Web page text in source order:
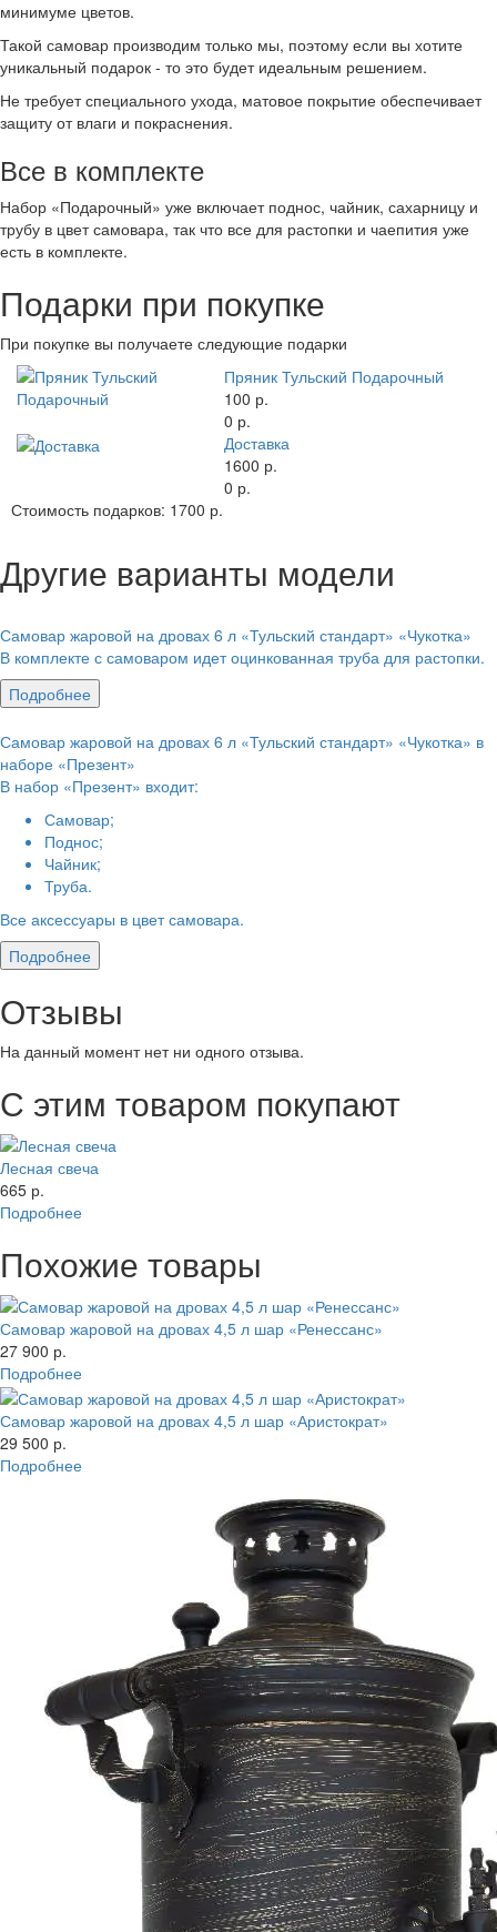
минимуме цветов.
Такой самовар производим только мы, поэтому если вы хотите
уникальный подарок - то это будет идеальным решением.
Не требует специального ухода, матовое покрытие обеспечивает
защиту от влаги и покраснения.
Все в комплекте
Набор «Подарочный» уже включает поднос, чайник, сахарницу и
трубу в цвет самовара, так что все для растопки и чаепития уже
есть в комплекте.
Подарки при покупке
При покупке вы получаете следующие подарки
Пряник Тульский Подарочный
100 р.
0 р.
Доставка
1600 р.
0 р.
Стоимость подарков: 1700 р.
Другие варианты модели
Самовар жаровой на дровах 6 л «Тульский стандарт» «Чукотка»
В комплекте с самоваром идет оцинкованная труба для растопки.
Подробнее
Самовар жаровой на дровах 6 л «Тульский стандарт» «Чукотка» в
наборе «Презент»
В набор «Презент» входит:
Самовар;
Поднос;
Чайник;
Труба.
Все аксессуары в цвет самовара.
Подробнее
Отзывы
На данный момент нет ни одного отзыва.
С этим товаром покупают
Лесная свеча
665 р.
Подробнее
Похожие товары
Самовар жаровой на дровах 4,5 л шар «Ренессанс»
27 900 р.
Подробнее
Самовар жаровой на дровах 4,5 л шар «Аристократ»
29 500 р.
Подробнее